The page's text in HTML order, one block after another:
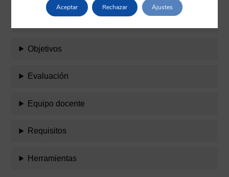
Objetivos
Evaluación
Equipo docente
Requisitos
Herramientas
Aceptar Rechazar Ajustes